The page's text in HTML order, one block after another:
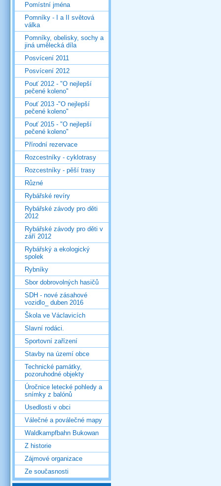
Pomístní jména
Pomníky - I a II světová
válka
Pomníky, obelisky, sochy a
jiná umělecká díla
Posvícení 2011
Posvícení 2012
Pouť 2012 - "O nejlepší
pečené koleno"
Pouť 2013 -"O nejlepší
pečené koleno"
Pouť 2015 - "O nejlepší
pečené koleno"
Přírodní rezervace
Rozcestníky - cyklotrasy
Rozcestníky - pěší trasy
Různé
Rybářské revíry
Rybářské závody pro děti
2012
Rybářské závody pro děti v
září 2012
Rybářský a ekologický
spolek
Rybníky
Sbor dobrovolných hasičů
SDH - nové zásahové
vozidlo_ duben 2016
Škola ve Václavicích
Slavní rodáci.
Sportovní zařízení
Stavby na území obce
Technické památky,
pozoruhodné objekty
Úročnice letecké pohledy a
snímky z balónů
Usedlosti v obci
Válečné a poválečné mapy
Waldkampfbahn Bukowan
Z historie
Zájmové organizace
Ze současnosti